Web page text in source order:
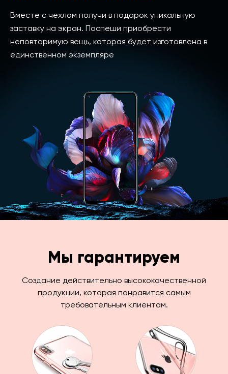
Вместе с чехлом получи в подарок уникальную
заставку на экран. Поспеши приобрести
неповторимую вещь, которая будет изготовлена в
единственном экземпляре
Мы гарантируем
Создание действительно высококачественной
продукции, которая понравится самым
требовательным клиентам.